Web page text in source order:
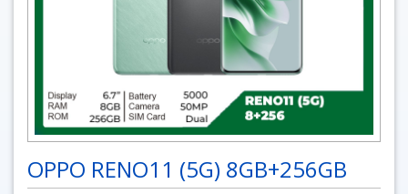
OPPO RENO11 (5G) 8GB+256GB